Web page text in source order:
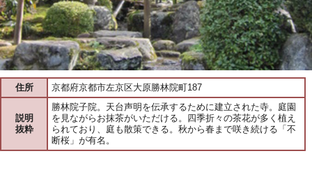
住所 京都府京都市左京区大原勝林院町187
説明
抜粋
勝林院子院。天台声明を伝承するために建立された寺。庭園
を見ながらお抹茶がいただける。四季折々の茶花が多く植え
られており、庭も散策できる。秋から春まで咲き続ける「不
断桜」が有名。